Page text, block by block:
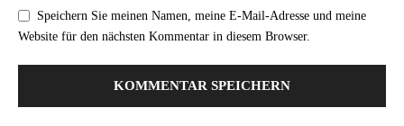
Speichern Sie meinen Namen, meine E-Mail-Adresse und meine
Website für den nächsten Kommentar in diesem Browser.